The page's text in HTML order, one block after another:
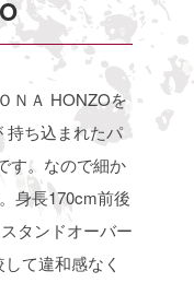
ＮＡ HONZOを
持ち込まれたパ
す。なので細か
身長170cm前後
タンドオーバー
て違和感なく